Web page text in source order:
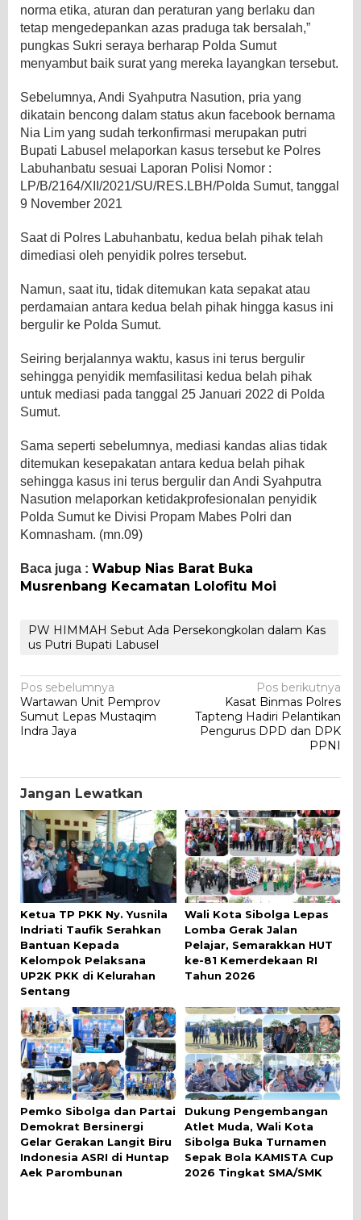
norma etika, aturan dan peraturan yang berlaku dan
tetap mengedepankan azas praduga tak bersalah,”
pungkas Sukri seraya berharap Polda Sumut
menyambut baik surat yang mereka layangkan tersebut.
Sebelumnya, Andi Syahputra Nasution, pria yang
dikatain bencong dalam status akun facebook bernama
Nia Lim yang sudah terkonfirmasi merupakan putri
Bupati Labusel melaporkan kasus tersebut ke Polres
Labuhanbatu sesuai Laporan Polisi Nomor :
LP/B/2164/XII/2021/SU/RES.LBH/Polda Sumut, tanggal
9 November 2021
Saat di Polres Labuhanbatu, kedua belah pihak telah
dimediasi oleh penyidik polres tersebut.
Namun, saat itu, tidak ditemukan kata sepakat atau
perdamaian antara kedua belah pihak hingga kasus ini
bergulir ke Polda Sumut.
Seiring berjalannya waktu, kasus ini terus bergulir
sehingga penyidik memfasilitasi kedua belah pihak
untuk mediasi pada tanggal 25 Januari 2022 di Polda
Sumut.
Sama seperti sebelumnya, mediasi kandas alias tidak
ditemukan kesepakatan antara kedua belah pihak
sehingga kasus ini terus bergulir dan Andi Syahputra
Nasution melaporkan ketidakprofesionalan penyidik
Polda Sumut ke Divisi Propam Mabes Polri dan
Komnasham. (mn.09)
Baca juga : Wabup Nias Barat Buka
Musrenbang Kecamatan Lolofitu Moi
PW HIMMAH Sebut Ada Persekongkolan dalam Kas
us Putri Bupati Labusel
Navigasi
pos
Pos sebelumnya
Wartawan Unit Pemprov
Sumut Lepas Mustaqim
Indra Jaya
Pos berikutnya
Kasat Binmas Polres
Tapteng Hadiri Pelantikan
Pengurus DPD dan DPK
PPNI
Jangan Lewatkan
Ketua TP PKK Ny. Yusnila
Indriati Taufik Serahkan
Bantuan Kepada
Kelompok Pelaksana
UP2K PKK di Kelurahan
Sentang
Wali Kota Sibolga Lepas
Lomba Gerak Jalan
Pelajar, Semarakkan HUT
ke-81 Kemerdekaan RI
Tahun 2026
Pemko Sibolga dan Partai
Demokrat Bersinergi
Gelar Gerakan Langit Biru
Indonesia ASRI di Huntap
Aek Parombunan
Dukung Pengembangan
Atlet Muda, Wali Kota
Sibolga Buka Turnamen
Sepak Bola KAMISTA Cup
2026 Tingkat SMA/SMK